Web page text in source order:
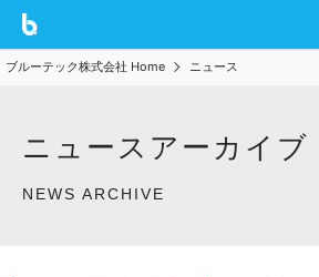
ブルーテック株式会社 Home ニュース
ニュースアーカイブ
NEWS ARCHIVE